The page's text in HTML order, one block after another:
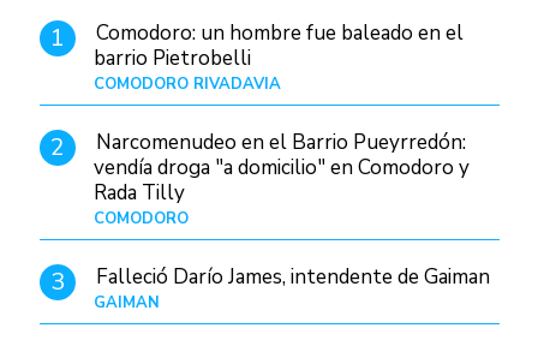
1
Comodoro: un hombre fue baleado en el
barrio Pietrobelli
COMODORO RIVADAVIA
2
Narcomenudeo en el Barrio Pueyrredón:
vendía droga "a domicilio" en Comodoro y
Rada Tilly
COMODORO
3 Falleció Darío James, intendente de Gaiman
GAIMAN